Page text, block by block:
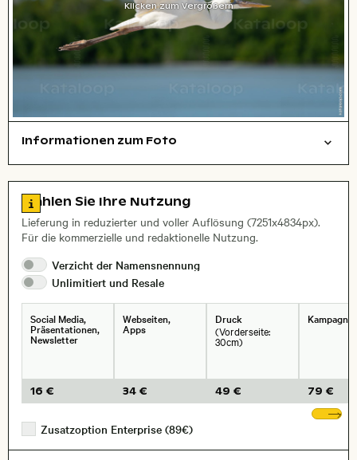
Klicken zum Vergrößern
Informationen zum Foto
, Objektiv
Zu den Lizenzinformationen springen
Wählen Sie Ihre Nutzung
Lieferung in reduzierter und voller Auflösung (7251x4834px).
Für die kommerzielle und redaktionelle Nutzung.
Verzicht der Namensnennung
Unlimitiert und Resale
Social Media,
Präsentationen,
Newsletter
16 €
Webseiten,
Apps
34 €
Druck
(Vorderseite:
30cm)
49 € 79 €
Zusatzoption Enterprise (89€)